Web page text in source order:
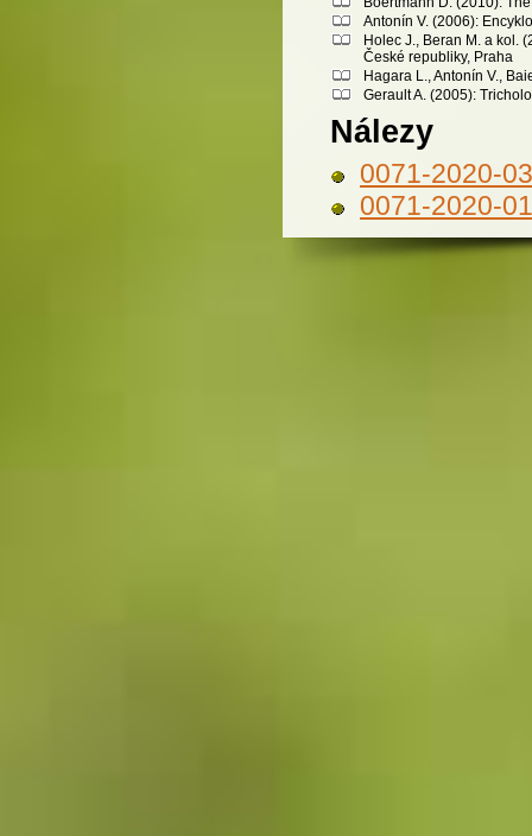
Antonín V. (2006):
Holec J., Beran M. a kol.
České republiky, Praha
Hagara L., Antonín V.,
Gerault A. (2005):
Nálezy
0071-2020-
0071-2020-